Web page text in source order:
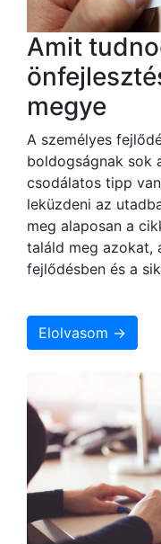
Amit
megye
A személyes
boldogságnak sok
csodálatos tipp
leküzdeni az
meg alaposan a
találd meg azokat,
fejlődésben és a
Elolvasom →